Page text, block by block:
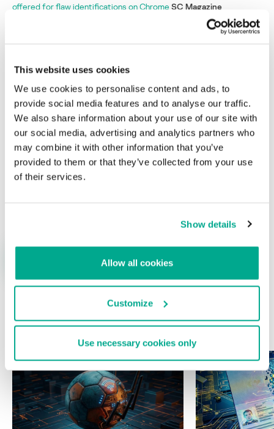
This website uses cookies
We use cookies to personalise content and ads, to
provide social media features and to analyse our traffic.
We also share information about your use of our site with
our social media, advertising and analytics partners who
may combine it with other information that you’ve
provided to them or that they’ve collected from your use
of their services.
Show details
Allow all cookies
Customize
Use necessary cookies only
offered for flaw identifications on Chrome SC Magazine
Su dirección de correo electrónico no será publicada.
campos obligatorios están marcados con*
ÚLTIMAS PUBLICACIONES